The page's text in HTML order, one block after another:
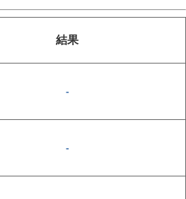
結果
-
-